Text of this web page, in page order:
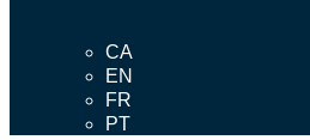
CA
EN
FR
PT